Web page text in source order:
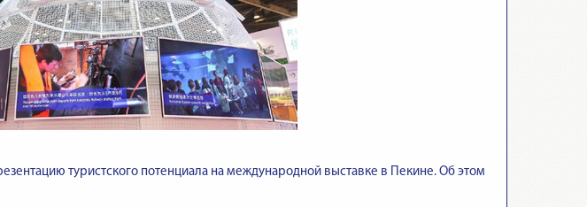
туристского потенциала на международной выставке в Пекине. Об этом